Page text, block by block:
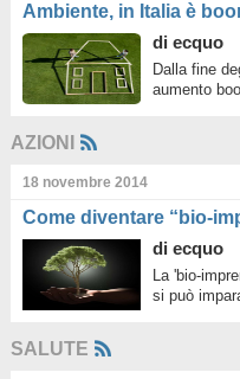
Ambiente, in Italia è
di ecquo
Dalla fine
aumento
AZIONI
18 novembre 2014
Come diventare “bio-
di ecquo
La 'bio-
si può
SALUTE